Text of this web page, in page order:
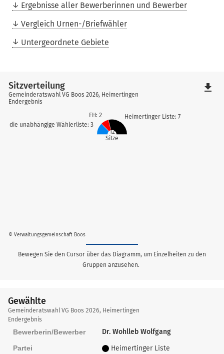
Ergebnisse aller Bewerberinnen und Bewerber
Vergleich Urnen-/Briefwähler
Untergeordnete Gebiete
12
Sitze
die unabhängige Wählerliste: 3
FH: 2 Heimertinger Liste: 7
© Verwaltungsgemeinschaft Boos
Sitzverteilung
Gemeinderatswahl VG Boos 2026, Heimertingen
Endergebnis
file_download
Bewegen Sie den Cursor über das Diagramm, um Einzelheiten zu den
Gruppen anzusehen.
Gewählte
Gewählte
Gemeinderatswahl VG Boos 2026, Heimertingen
Endergebnis
Bewerberin/Bewerber Dr. Wohlleb Wolfgang
Partei Heimertinger Liste